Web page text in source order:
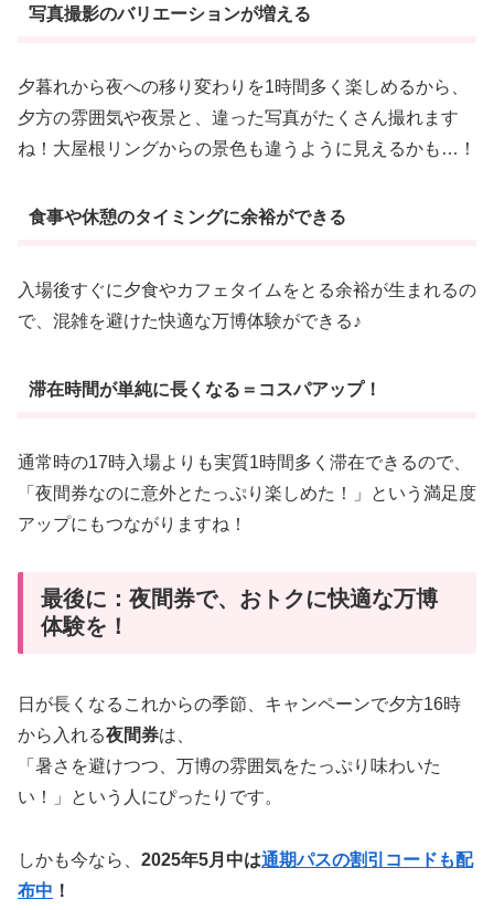
写真撮影のバリエーションが増える
夕暮れから夜への移り変わりを1時間多く楽しめるから、
夕方の雰囲気や夜景と、違った写真がたくさん撮れます
ね！大屋根リングからの景色も違うように見えるかも…！
食事や休憩のタイミングに余裕ができる
入場後すぐに夕食やカフェタイムをとる余裕が生まれるの
で、混雑を避けた快適な万博体験ができる♪
滞在時間が単純に長くなる＝コスパアップ！
通常時の17時入場よりも実質1時間多く滞在できるので、
「夜間券なのに意外とたっぷり楽しめた！」という満足度
アップにもつながりますね！
最後に：夜間券で、おトクに快適な万博
体験を！
日が長くなるこれからの季節、キャンペーンで夕方16時
から入れる夜間券は、
「暑さを避けつつ、万博の雰囲気をたっぷり味わいた
い！」という人にぴったりです。
しかも今なら、 2025年5月中は通期パスの割引コードも配
布中 ！